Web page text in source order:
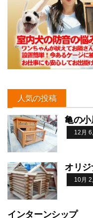
人気の投稿
亀の小
12月
オリジ
10月
インターンシップ